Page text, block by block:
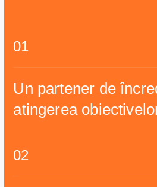
01
Un partener de
atingerea
02